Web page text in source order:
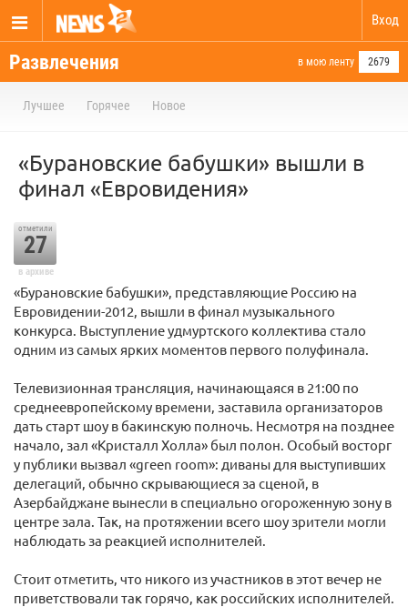
Вход
Развлечения в мою ленту 2679
Лучшее Горячее Новое
«Бурановские бабушки» вышли в
финал «Евровидения»
отметили
27
в архиве
«Бурановские бабушки», представляющие Россию на
Евровидении-2012, вышли в финал музыкального
конкурса. Выступление удмуртского коллектива стало
одним из самых ярких моментов первого полуфинала.
Телевизионная трансляция, начинающаяся в 21:00 по
среднеевропейскому времени, заставила организаторов
дать старт шоу в бакинскую полночь. Несмотря на позднее
начало, зал «Кристалл Холла» был полон. Особый восторг
у публики вызвал «green room»: диваны для выступивших
делегаций, обычно скрывающиеся за сценой, в
Азербайджане вынесли в специально огороженную зону в
центре зала. Так, на протяжении всего шоу зрители могли
наблюдать за реакцией исполнителей.
Стоит отметить, что никого из участников в этот вечер не
приветствовали так горячо, как российских исполнителей.